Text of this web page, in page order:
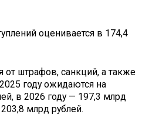
оценивается в 174,4
штрафов, санкций, а также
году ожидаются на
в 2026 году — 197,3 млрд
млрд рублей.